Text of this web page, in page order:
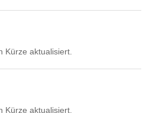
Kürze aktualisiert.
Kürze aktualisiert.